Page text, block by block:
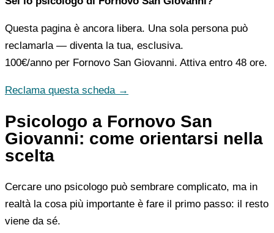
Questa pagina è ancora libera. Una sola persona può
reclamarla — diventa la tua, esclusiva.
100€/anno per Fornovo San Giovanni. Attiva entro 48 ore.
Reclama questa scheda →
Psicologo a Fornovo San
Giovanni: come orientarsi nella
scelta
Cercare uno psicologo può sembrare complicato, ma in
realtà la cosa più importante è fare il primo passo: il resto
viene da sé.